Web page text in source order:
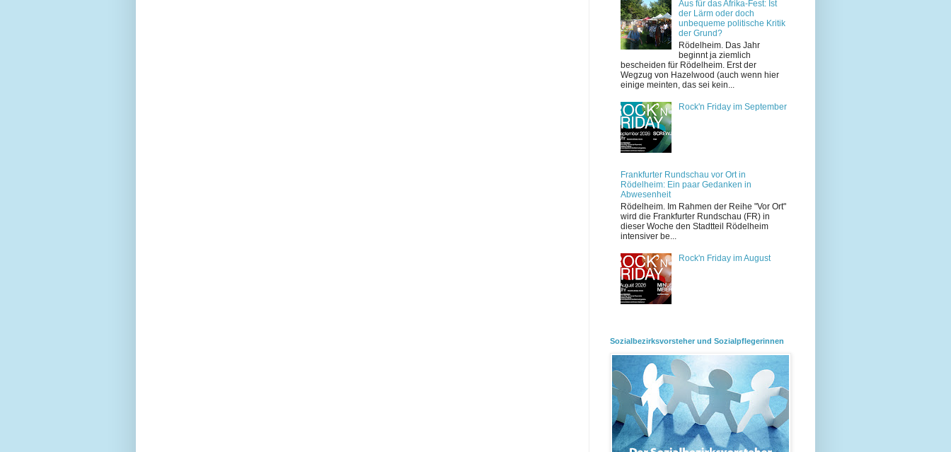
Aus für das Afrika-Fest: Ist
der Lärm oder doch
unbequeme politische Kritik
der Grund?
Rödelheim. Das Jahr
beginnt ja ziemlich
bescheiden für Rödelheim. Erst der
Wegzug von Hazelwood (auch wenn hier
einige meinten, das sei kein...
Rock'n Friday im September
Frankfurter Rundschau vor Ort in
Rödelheim: Ein paar Gedanken in
Abwesenheit
Rödelheim. Im Rahmen der Reihe "Vor Ort"
wird die Frankfurter Rundschau (FR) in
dieser Woche den Stadtteil Rödelheim
intensiver be...
Rock'n Friday im August
Sozialbezirksvorsteher und Sozialpflegerinnen